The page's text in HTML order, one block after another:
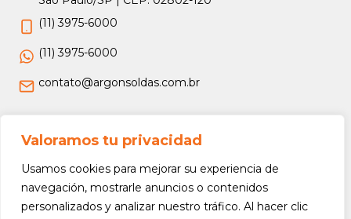
Valoramos tu privacidad
Usamos cookies para mejorar su experiencia de
navegación, mostrarle anuncios o contenidos
personalizados y analizar nuestro tráfico. Al hacer clic
(11) 3975-6000
(11) 3975-6000
contato@argonsoldas.com.br
Jurídico
Termos e Condições
Política de Privacidade
Política de Devolução e Reembolso